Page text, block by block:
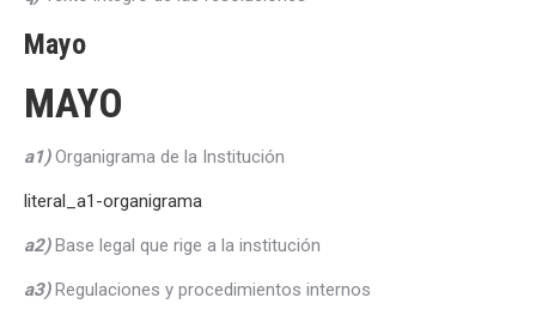
Mayo
MAYO
a1) Organigrama de la Institución
literal_a1-organigrama
a2) Base legal que rige a la institución
a3)Regulaciones y procedimientos internos